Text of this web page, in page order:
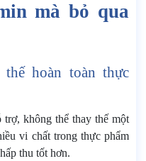
mà bỏ qua
hoàn toàn thực
không thể thay thế một
vi chất trong thực phẩm
thu tốt hơn.